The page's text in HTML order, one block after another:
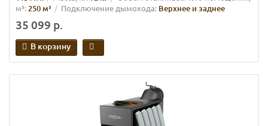
м³:250 м³ Подключение дымохода: Верхнее и заднее
35 099 р.
В корзину